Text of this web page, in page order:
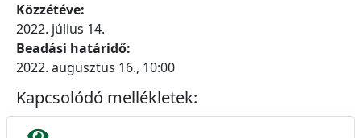
Közzétéve:
2022. július 14.
Beadási határidő:
2022. augusztus 16., 10:00
Kapcsolódó mellékletek: